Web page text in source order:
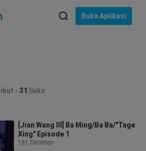
Buka Aplikasi
31 Suka
[Jian Wang III] Ba Ming/Ba Ba/"Tage
Xing" Episode 1
181 Ditonton